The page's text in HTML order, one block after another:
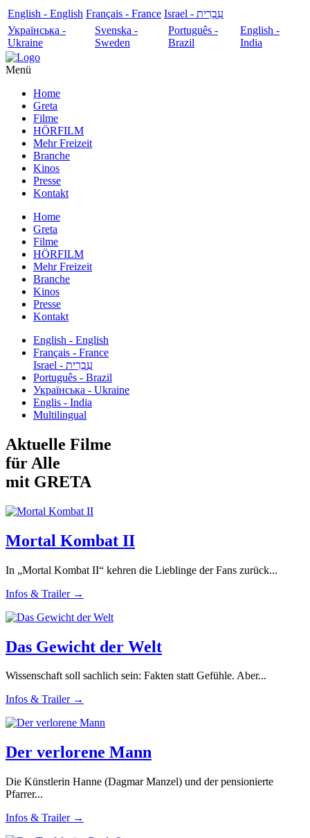
English - English Français - France
עִבְרִית - Israel
Українська -
Ukraine
Svenska -
Sweden
Português -
Brazil
English -
India
Menü
Home
Greta
Filme
HÖRFILM
Mehr Freizeit
Branche
Kinos
Presse
Kontakt
Home
Greta
Filme
HÖRFILM
Mehr Freizeit
Branche
Kinos
Presse
Kontakt
English - English
Français - France
עִבְרִית - Israel
Português - Brazil
Українська - Ukraine
Englis - India
Multilingual
Aktuelle Filme
für Alle
mit GRETA
Mortal Kombat II
In „Mortal Kombat II“ kehren die Lieblinge der Fans zurück...
Infos & Trailer →
Das Gewicht der Welt
Wissenschaft soll sachlich sein: Fakten statt Gefühle. Aber...
Infos & Trailer →
Der verlorene Mann
Die Künstlerin Hanne (Dagmar Manzel) und der pensionierte
Pfarrer...
Infos & Trailer →